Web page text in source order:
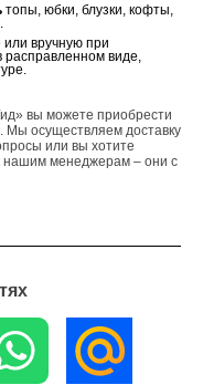
топы, юбки, блузки, кофты,
вручную при
расправленном виде,
вы можете приобрести
Мы осуществляем доставку
или вы хотите
нашим менеджерам – они с